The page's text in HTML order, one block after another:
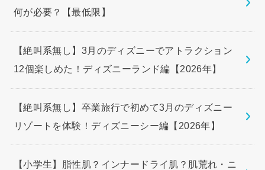
何が必要？【最低限】
【絶叫系無し】3月のディズニーでアトラクション
12個楽しめた！ディズニーランド編【2026年】
【絶叫系無し】卒業旅行で初めて3月のディズニー
リゾートを体験！ディズニーシー編【2026年】
【小学生】脂性肌？インナードライ肌？肌荒れ・ニ